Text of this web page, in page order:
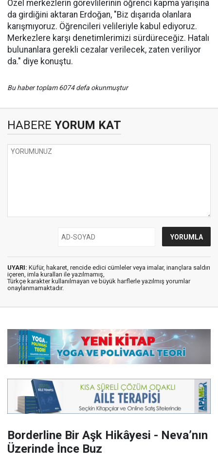
Özel merkezlerin görevlilerinin öğrenci kapma yarışına
da girdiğini aktaran Erdoğan, "Biz dışarıda olanlara
karışmıyoruz. Öğrencileri velileriyle kabul ediyoruz.
Merkezlere karşı denetimlerimizi sürdüreceğiz. Hatalı
bulunanlara gerekli cezalar verilecek, zaten veriliyor
da." diye konuştu.
Bu haber toplam 6074 defa okunmuştur
HABERE YORUM KAT
UYARI: Küfür, hakaret, rencide edici cümleler veya imalar, inançlara saldırı
içeren, imla kuralları ile yazılmamış,
Türkçe karakter kullanılmayan ve büyük harflerle yazılmış yorumlar
onaylanmamaktadır.
Borderline Bir Aşk Hikâyesi - Neva’nın
Üzerinde İnce Buz